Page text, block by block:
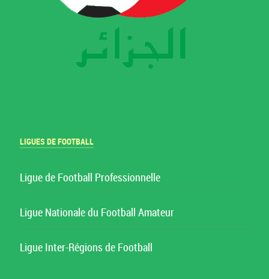
LIGUES DE FOOTBALL
Ligue de Football Professionnelle
Ligue Nationale du Football Amateur
Ligue Inter-Régions de Football